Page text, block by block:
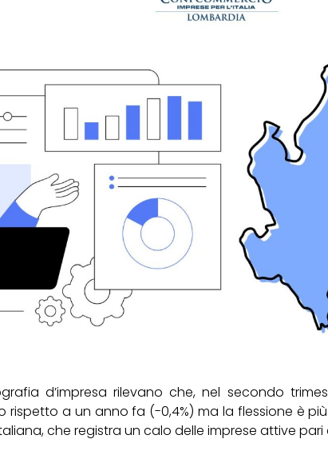
d’impresa rilevano che, nel secondo
rispetto a un anno fa (-0,4%) ma la flessione è
che registra un calo delle imprese attive pari